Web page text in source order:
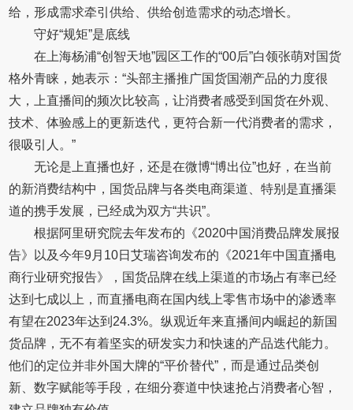
给，形成需求牵引供给、供给创造需求的动态增长。
守好“规矩”是底线
在上海杨浦“创智天地”园区工作的“00后”白领张萌对国货
格外青睐，她表示：“头部主播推广国货国潮产品的力度很
大，上直播间的频次比较高，让消费者感受到国货在外观、
技术、体验感上的更新迭代，更符合新一代消费者的需求，
很吸引人。”
无论是上直播也好，还是在微博“博出位”也好，在当前
的新消费结构中，国货品牌与各类电商渠道、特别是直播渠
道的携手发展，已经成为双方“共识”。
根据阿里研究院去年发布的《2020中国消费品牌发展报
告》以及今年9月10日艾瑞咨询发布的《2021年中国直播电
商行业研究报告》，国货品牌在线上渠道的市场占有率已经
达到七成以上，而直播电商在国内线上零售市场中的渗透率
有望在2023年达到24.3%。纵观近年来直播间内崛起的新国
货品牌，无不有着坚实的研发实力和快速的产品迭代能力。
他们的定位并非外国大牌的“平价替代”，而是通过品类创
新、数字赋能等手段，在细分赛道中快速抢占消费者心智，